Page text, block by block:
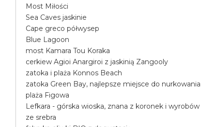
Most Miłości
Sea Caves jaskinie
Cape greco półwysep
Blue Lagoon
most Kamara Tou Koraka
cerkiew Agioi Anargiroi z jaskinią Zangooly
zatoka i plaża Konnos Beach
zatoka Green Bay, najlepsze miejsce do nurkowania
plaża Figowa
Lefkara - górska wioska, znana z koronek i wyrobów
ze srebra